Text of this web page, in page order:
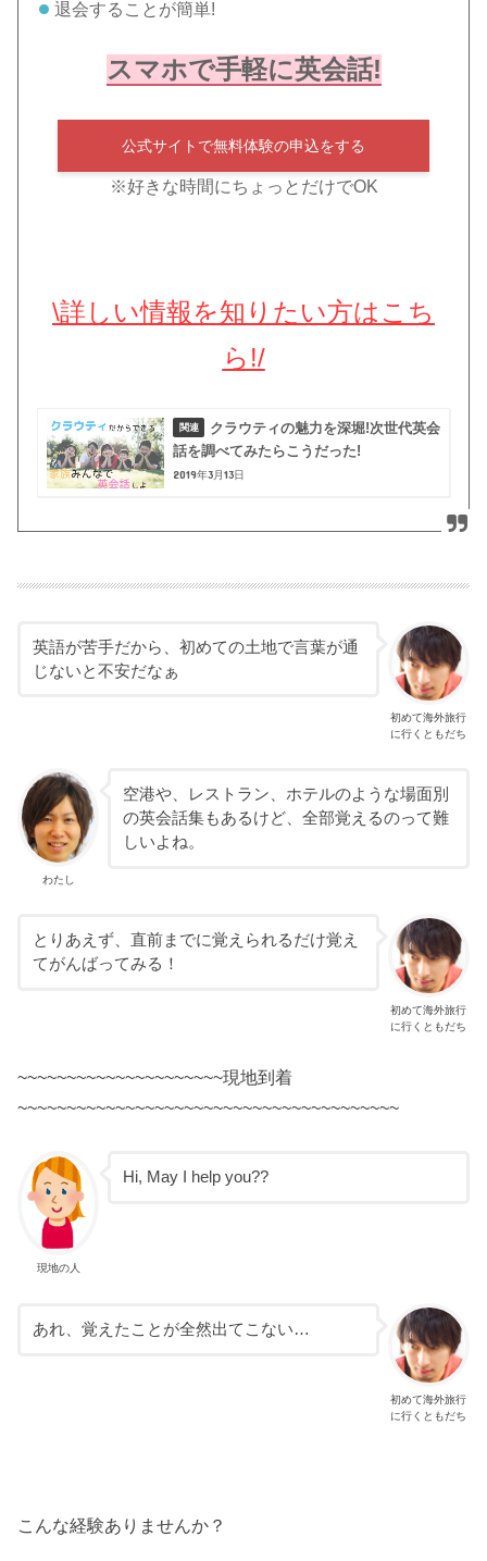
退会することが簡単!
スマホで手軽に英会話!
公式サイトで無料体験の申込をする
※好きな時間にちょっとだけでOK
\詳しい情報を知りたい方はこち
ら!/
クラウティの魅力を深堀!次世代英会
話を調べてみたらこうだった!
2019年3月13日
初めて海外旅行
に行くともだち
英語が苦手だから、初めての土地で言葉が通
じないと不安だなぁ
わたし
空港や、レストラン、ホテルのような場面別
の英会話集もあるけど、全部覚えるのって難
しいよね。
初めて海外旅行
に行くともだち
とりあえず、直前までに覚えられるだけ覚え
てがんばってみる！
~~~~~~~~~~~~~~~~~~~~~現地到着
~~~~~~~~~~~~~~~~~~~~~~~~~~~~~~~~~~~~~~~
現地の人
Hi, May I help you??
初めて海外旅行
に行くともだち
あれ、覚えたことが全然出てこない…
こんな経験ありませんか？